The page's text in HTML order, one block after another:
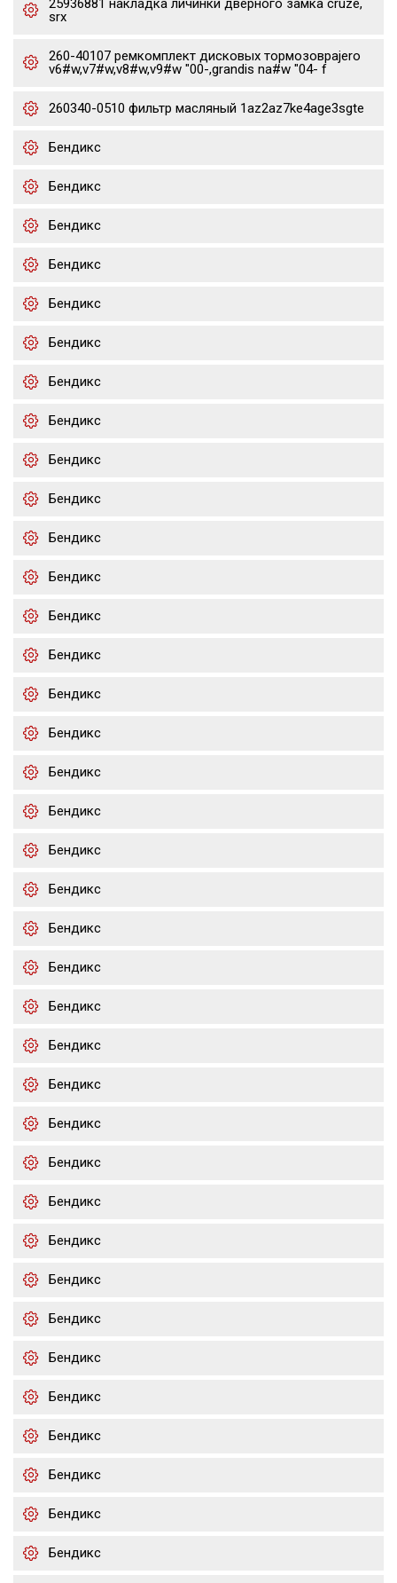
25936881 накладка личинки дверного замка cruze,
srx
260-40107 ремкомплект дисковых тормозовpajero
v6#w,v7#w,v8#w,v9#w "00-,grandis na#w "04- f
260340-0510 фильтр масляный 1az2az7ke4age3sgte
Бендикс
Бендикс
Бендикс
Бендикс
Бендикс
Бендикс
Бендикс
Бендикс
Бендикс
Бендикс
Бендикс
Бендикс
Бендикс
Бендикс
Бендикс
Бендикс
Бендикс
Бендикс
Бендикс
Бендикс
Бендикс
Бендикс
Бендикс
Бендикс
Бендикс
Бендикс
Бендикс
Бендикс
Бендикс
Бендикс
Бендикс
Бендикс
Бендикс
Бендикс
Бендикс
Бендикс
Бендикс